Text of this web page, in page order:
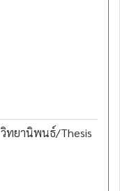
วิทยานิพนธ์/Thesis